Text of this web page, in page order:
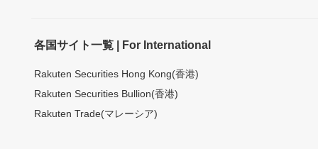
各国サイト一覧 | For International
Rakuten Securities Hong Kong(香港)
Rakuten Securities Bullion(香港)
Rakuten Trade(マレーシア)